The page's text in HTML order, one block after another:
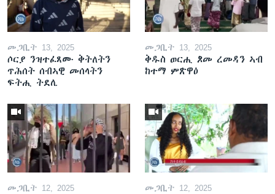
መጋቢት 13, 2025
ሶርያ ንዝተፈጸሙ ቅትለትን
ጥሕሰት ሰብኣዊ መሰላትን
ፍትሒ ትደሊ
መጋቢት 13, 2025
ቅዱስ ወርሒ ጾመ ረመዳን ኣብ
ከተማ ምጽዋዕ
መጋቢት 12, 2025 መጋቢት 12, 2025